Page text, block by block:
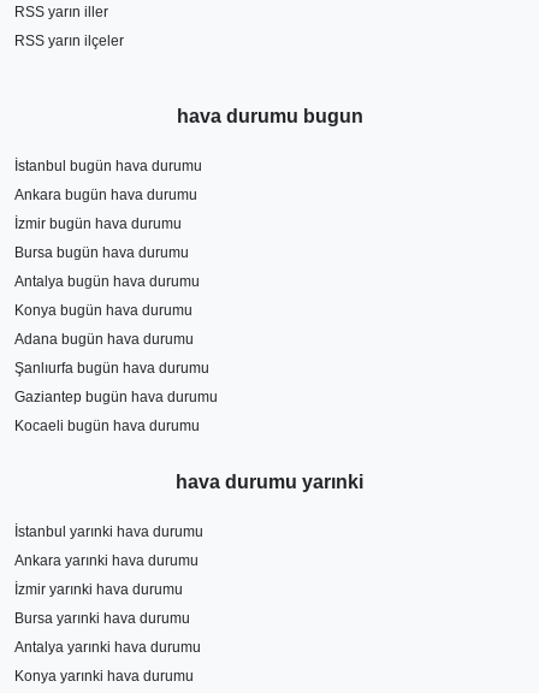
RSS yarın iller
RSS yarın ilçeler
hava durumu bugun
İstanbul bugün hava durumu
Ankara bugün hava durumu
İzmir bugün hava durumu
Bursa bugün hava durumu
Antalya bugün hava durumu
Konya bugün hava durumu
Adana bugün hava durumu
Şanlıurfa bugün hava durumu
Gaziantep bugün hava durumu
Kocaeli bugün hava durumu
hava durumu yarınki
İstanbul yarınki hava durumu
Ankara yarınki hava durumu
İzmir yarınki hava durumu
Bursa yarınki hava durumu
Antalya yarınki hava durumu
Konya yarınki hava durumu